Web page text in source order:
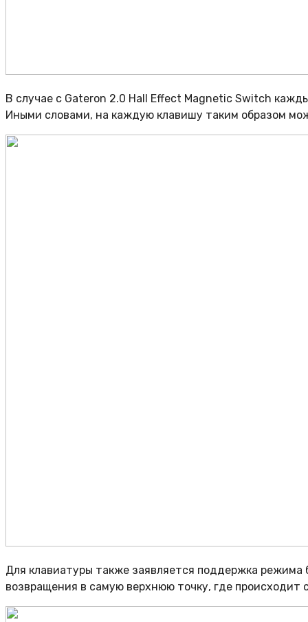
В случае с Gateron 2.0 Hall Effect Magnetic Switch
Иными словами, на каждую клавишу таким образом
Для клавиатуры также заявляется поддержка
возвращения в самую верхнюю точку, где происходит